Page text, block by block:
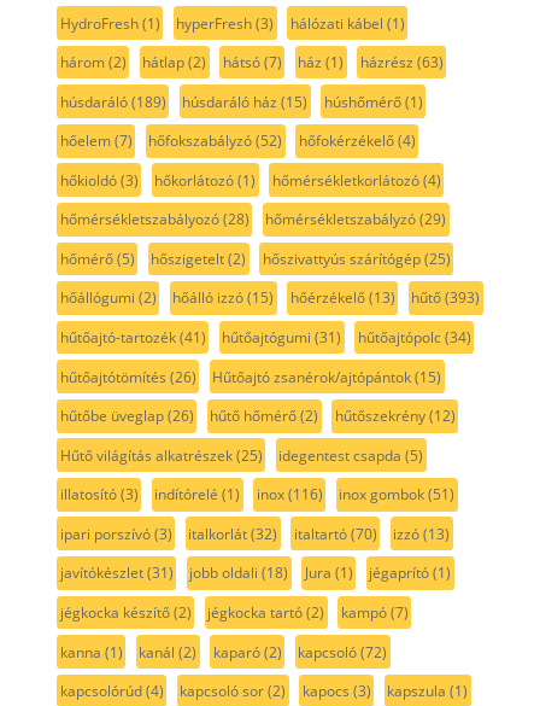
HydroFresh(1) hyperFresh(3) hálózati kábel (1)
három(2) hátlap(2) hátsó(7) ház (1) házrész (63)
húsdaráló(189) húsdaráló ház (15) húshőmérő(1)
hőelem(7) hőfokszabályzó(52) hőfokérzékelő(4)
hőkioldó(3) hőkorlátozó(1) hőmérsékletkorlátozó(4)
hőmérsékletszabályozó(28) hőmérsékletszabályzó(29)
hőmérő(5) hőszigetelt(2) hőszivattyús szárítógép(25)
hőállógumi (2) hőálló izzó(15) hőérzékelő(13) hűtő(393)
hűtőajtó-tartozék(41) hűtőajtógumi (31) hűtőajtópolc(34)
hűtőajtótömítés (26) Hűtőajtó zsanérok/ajtópántok(15)
hűtőbe üveglap(26) hűtő hőmérő(2) hűtőszekrény(12)
Hűtő világítás alkatrészek(25) idegentest csapda (5)
illatosító(3) indítórelé (1) inox(116) inox gombok(51)
ipari porszívó(3) italkorlát(32) italtartó(70) izzó(13)
javítókészlet(31) jobb oldali (18) Jura (1) jégaprító(1)
jégkocka készítő(2) jégkocka tartó(2) kampó(7)
kanna (1) kanál (2) kaparó(2) kapcsoló(72)
kapcsolórúd(4) kapcsoló sor(2) kapocs (3) kapszula (1)